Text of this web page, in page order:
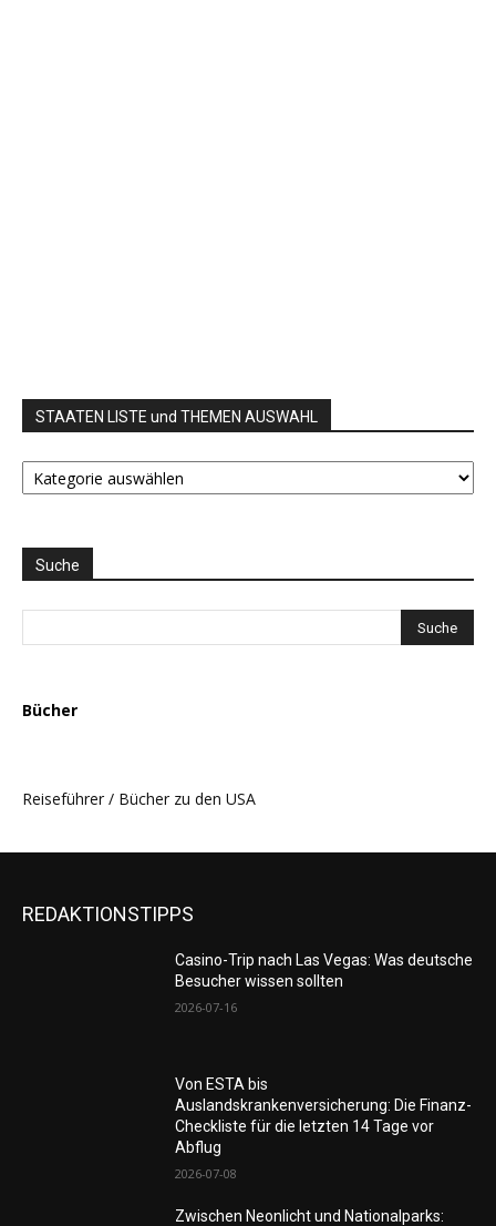
STAATEN LISTE und THEMEN AUSWAHL
STAATEN
LISTE
AUSWAHL
Suche
Bücher
Reiseführer / Bücher zu den USA
REDAKTIONSTIPPS
Casino-Trip nach Las Vegas: Was deutsche
Besucher wissen sollten
2026-07-16
Von ESTA bis
Auslandskrankenversicherung: Die Finanz-
Checkliste für die letzten 14 Tage vor
Abflug
2026-07-08
Zwischen Neonlicht und Nationalparks: